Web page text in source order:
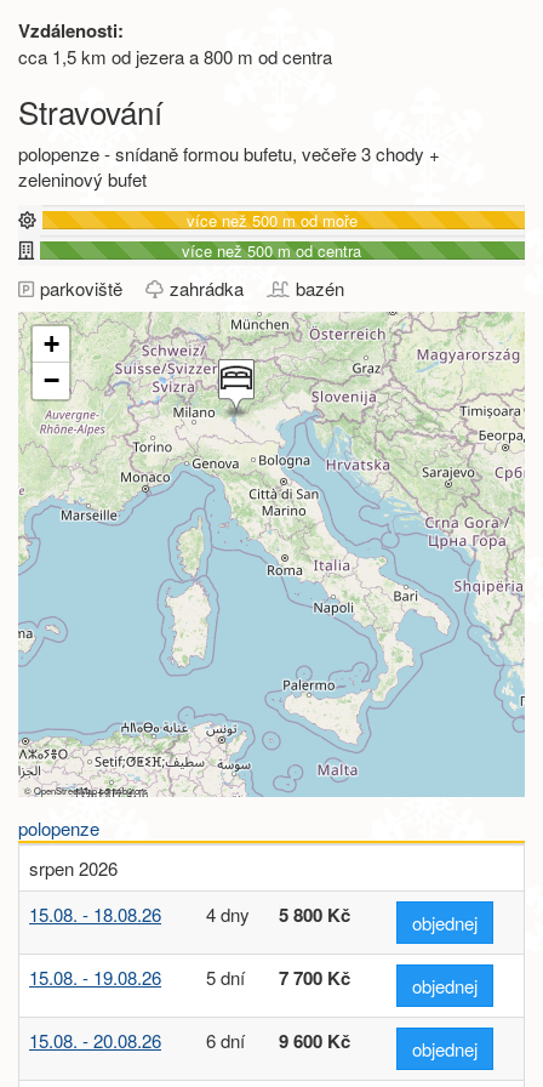
Vzdálenosti:
cca 1,5 km od jezera a 800 m od centra
Stravování
polopenze - snídaně formou bufetu, večeře 3 chody +
zeleninový bufet
více než 500 m od moře
více než 500 m od centra
parkoviště zahrádka bazén
+
−
©OpenStreetMapcontributors
polopenze
srpen 2026
15.08. - 18.08.26
4 dny 5 800 Kč objednej
15.08. - 19.08.26 5 dní 7 700 Kč objednej
15.08. - 20.08.26 6 dní 9 600 Kč objednej